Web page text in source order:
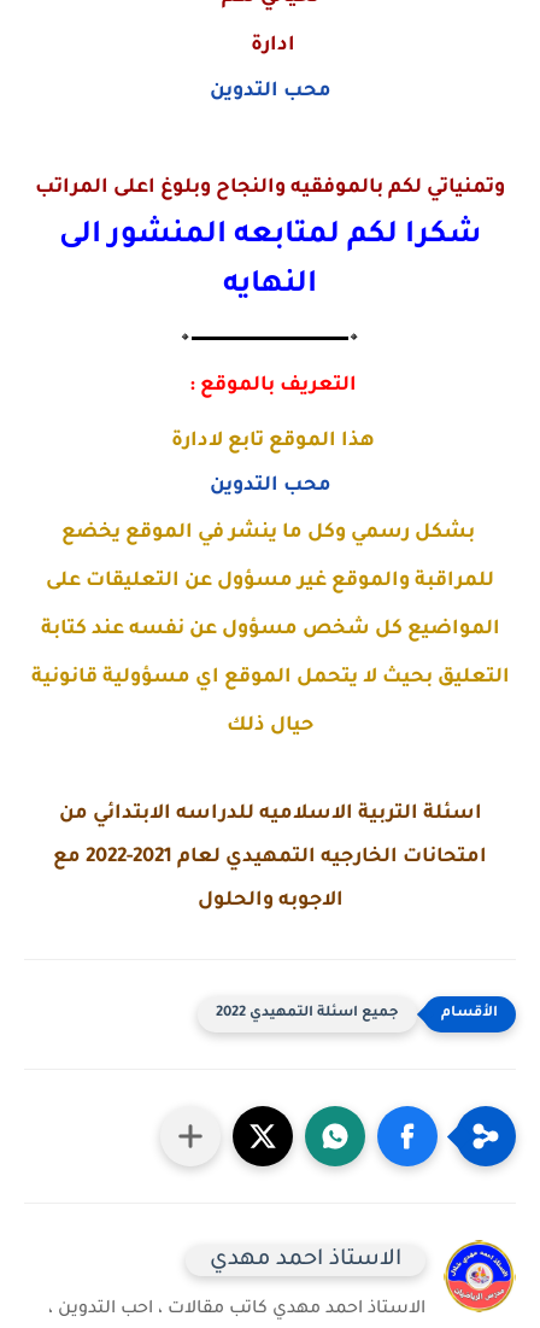
ادارة
محب التدوين
وتمنياتي لكم بالموفقيه والنجاح وبلوغ اعلى المراتب
شكرا لكم لمتابعه المنشور الى
النهايه
🔸▬▬▬▬▬▬▬▬▬▬▬▬▬🔸
التعريف بالموقع :
هذا الموقع تابع لادارة
محب التدوين
بشكل رسمي وكل ما ينشر في الموقع يخضع
للمراقبة والموقع غير مسؤول عن التعليقات على
المواضيع كل شخص مسؤول عن نفسه عند كتابة
التعليق بحيث لا يتحمل الموقع اي مسؤولية قانونية
حيال ذلك
اسئلة التربية الاسلاميه للدراسه الابتدائي من
امتحانات الخارجيه التمهيدي لعام 2021-2022 مع
الاجوبه والحلول
جميع اسئلة التمهيدي 2022
الاستاذ احمد مهدي
الاستاذ احمد مهدي كاتب مقالات ، احب التدوين ،